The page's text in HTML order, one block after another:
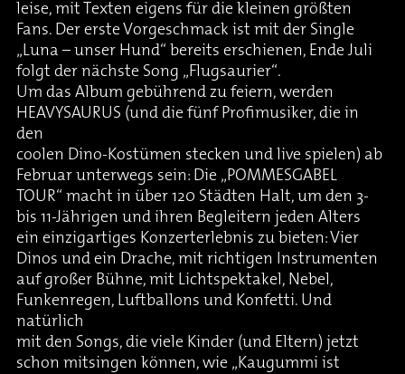
leise, mit Texten eigens für die kleinen größten
Fans. Der erste Vorgeschmack ist mit der Single
„Luna – unser Hund“ bereits erschienen, Ende Juli
folgt der nächste Song „Flugsaurier“.
Um das Album gebührend zu feiern, werden
HEAVYSAURUS (und die fünf Profimusiker, die in
den
coolen Dino-Kostümen stecken und live spielen) ab
Februar unterwegs sein: Die „POMMESGABEL
TOUR“ macht in über 120 Städten Halt, um den 3-
bis 11-Jährigen und ihren Begleitern jeden Alters
ein einzigartiges Konzerterlebnis zu bieten: Vier
Dinos und ein Drache, mit richtigen Instrumenten
auf großer Bühne, mit Lichtspektakel, Nebel,
Funkenregen, Luftballons und Konfetti. Und
natürlich
mit den Songs, die viele Kinder (und Eltern) jetzt
schon mitsingen können, wie „Kaugummi ist